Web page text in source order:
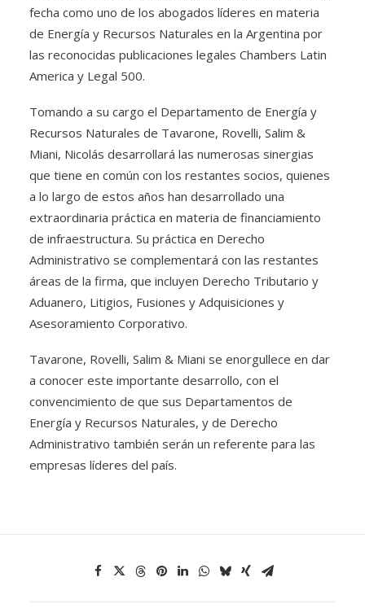
fecha como uno de los abogados líderes en materia
de Energía y Recursos Naturales en la Argentina por
las reconocidas publicaciones legales Chambers Latin
America y Legal 500.
Tomando a su cargo el Departamento de Energía y
Recursos Naturales de Tavarone, Rovelli, Salim &
Miani, Nicolás desarrollará las numerosas sinergias
que tiene en común con los restantes socios, quienes
a lo largo de estos años han desarrollado una
extraordinaria práctica en materia de financiamiento
de infraestructura. Su práctica en Derecho
Administrativo se complementará con las restantes
áreas de la firma, que incluyen Derecho Tributario y
Aduanero, Litigios, Fusiones y Adquisiciones y
Asesoramiento Corporativo.
Tavarone, Rovelli, Salim & Miani se enorgullece en dar
a conocer este importante desarrollo, con el
convencimiento de que sus Departamentos de
Energía y Recursos Naturales, y de Derecho
Administrativo también serán un referente para las
empresas líderes del país.